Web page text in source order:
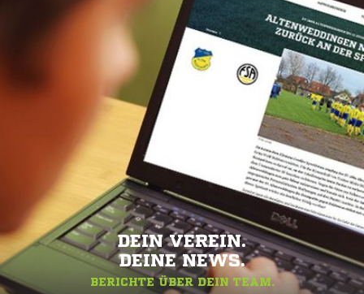
DEIN VEREIN.
DEINE NEWS.
BERICHTE ÜBER DEIN TEAM.